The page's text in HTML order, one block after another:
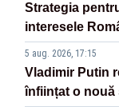
Strategia
interesele
5 aug. 2026, 17:15
Vladimir Putin
înființat o